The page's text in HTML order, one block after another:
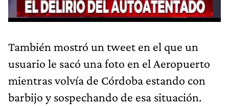
También mostró un tweet en el que un
usuario le sacó una foto en el Aeropuerto
mientras volvía de Córdoba estando con
barbijo y sospechando de esa situación.